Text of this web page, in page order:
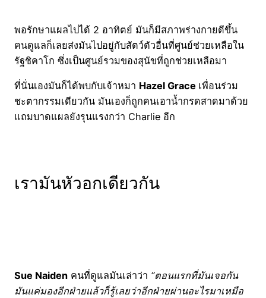
พอรักษาแผลไปได้ 2 อาทิตย์ มันก็มีสภาพร่างกายดีขึ้น
คนดูแลก็เลยส่งมันไปอยู่กับสัตว์ตัวอื่นที่ศูนย์ช่วยเหลือใน
รัฐชิคาโก ซึ่งเป็นศูนย์รวมของสุนัขที่ถูกช่วยเหลือมา
ที่นั่นเองมันก็ได้พบกับเจ้าหมา Hazel Grace เพื่อนร่วม
ชะตากรรมเดียวกัน มันเองก็ถูกคนเอาน้ำกรดสาดมาด้วย
แถมบาดแผลยังรุนแรงกว่า Charlie อีก
เรามันหัวอกเดียวกัน
Sue Naiden คนที่ดูแลมันเล่าว่า “ตอนแรกที่มันเจอกัน
มันแค่มองอีกฝ่ายแล้วก็รู้เลยว่าอีกฝ่ายผ่านอะไรมาเหมือ